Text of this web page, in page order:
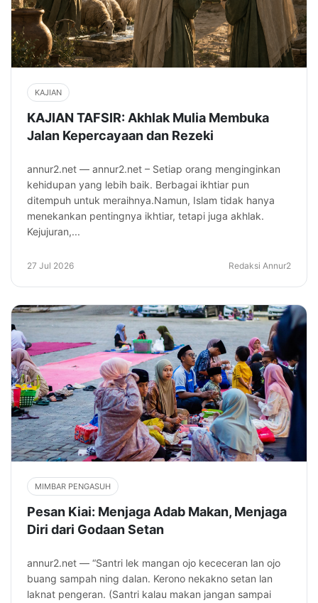
KAJIAN
KAJIAN TAFSIR: Akhlak Mulia Membuka
Jalan Kepercayaan dan Rezeki
annur2.net — annur2.net – Setiap orang menginginkan
kehidupan yang lebih baik. Berbagai ikhtiar pun
ditempuh untuk meraihnya.Namun, Islam tidak hanya
menekankan pentingnya ikhtiar, tetapi juga akhlak.
Kejujuran,...
27 Jul 2026 Redaksi Annur2
MIMBAR PENGASUH
Pesan Kiai: Menjaga Adab Makan, Menjaga
Diri dari Godaan Setan
annur2.net — “Santri lek mangan ojo kececeran lan ojo
buang sampah ning dalan. Kerono nekakno setan lan
laknat pengeran. (Santri kalau makan jangan sampai